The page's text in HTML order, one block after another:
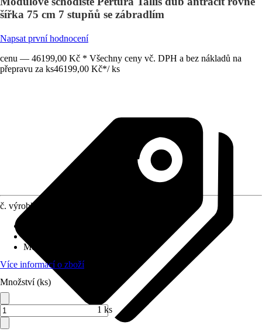
šířka 75 cm 7 stupňů se zábradlím
Napsat první hodnocení
cenu — 46199,00 Kč * Všechny ceny vč. DPH a bez nákladů na
přepravu za ks46199,00 Kč*/ ks
č. výrobku
Možný tvar schodiště
Více informací o zboží
Množství (ks)
1 ks